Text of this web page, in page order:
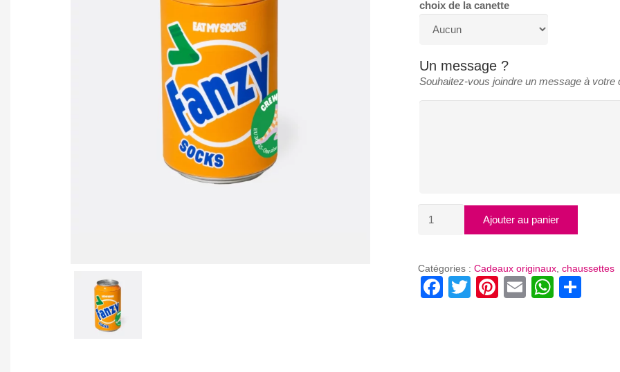
choix de la canette
Un message ?
Souhaitez-vous joindre un message à votre
CANETTES
Ajouter au panier
Catégories : Cadeaux originaux, chaussettes
Facebook
TwitterPinterest
Email